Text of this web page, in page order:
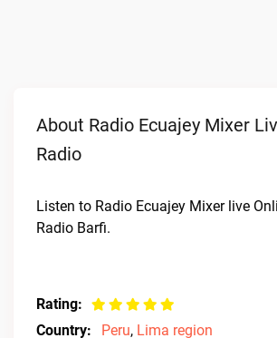
About Radio Ecuajey Mixer
Radio
Listen to Radio Ecuajey Mixer live
Radio Barfi.
Rating:
Country:
Peru, Lima region